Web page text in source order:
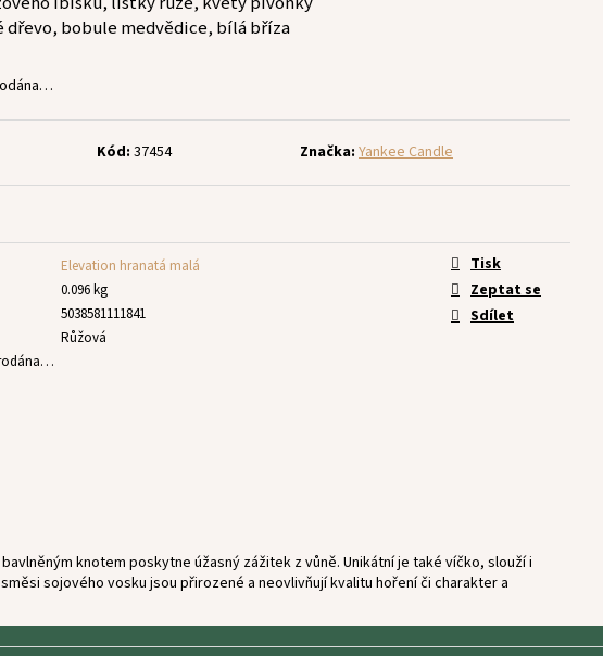
dřevo, bobule medvědice, bílá bříza
Kód: 37454 Značka: Yankee Candle
Elevation hranatá malá
0.096 kg
5038581111841
Růžová
Tisk
Zeptat se
Sdílet
knotem poskytne úžasný zážitek z vůně. Unikátní je také víčko, slouží i
sojového vosku jsou přirozené a neovlivňují kvalitu hoření či charakter a